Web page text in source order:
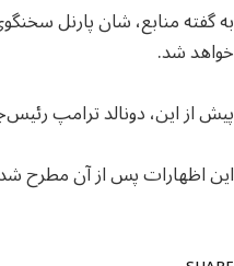
به گفته منابع، شان پارنل
خواهد شد.
پیش از این، دونالد ترامپ
این اظهارات پس از آن مطرح